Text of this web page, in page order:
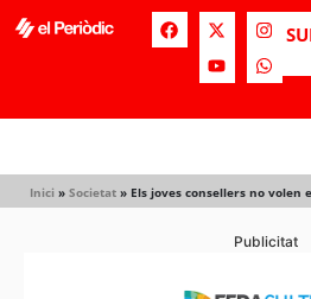
Inici » Societat » Els joves consellers no volen
Publicitat